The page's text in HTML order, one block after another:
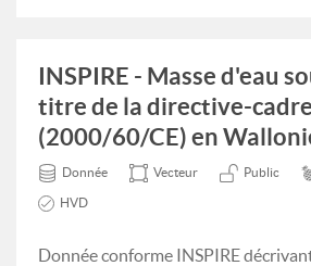
INSPIRE - Masse d'eau
titre de la directive-
(2000/60/CE) en
Donnée Vecteur Public
HVD
Donnée conforme INSPIRE